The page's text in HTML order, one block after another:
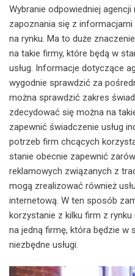
Wybranie odpowiedniej
zapoznania się z
na rynku. Ma to duże
na takie firmy, które będą w
usług. Informacje dotyczące
wygodnie sprawdzić za
można sprawdzić zakres
zdecydować się można na
zapewnić świadczenie usług
potrzeb firm chcących
stanie obecnie zapewnić
reklamowych związanych z
mogą zrealizować również
internetową. W ten sposób
korzystanie z kilku firm z
na jedną firmę, która będzie w
niezbędne usługi.